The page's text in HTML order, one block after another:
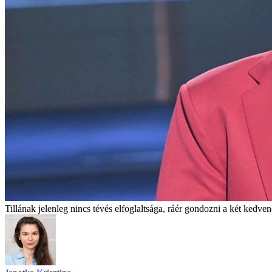
Tillának jelenleg nincs tévés elfoglaltsága, ráér gondozni a két